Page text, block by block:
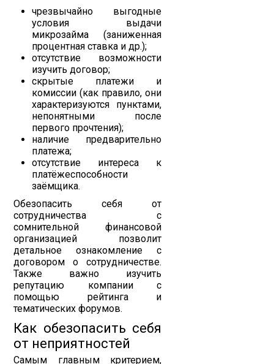
чрезвычайно выгодные
условия выдачи
микрозайма (заниженная
процентная ставка и др.);
отсутствие возможности
изучить договор;
скрытые платежи и
комиссии (как правило, они
характеризуются пунктами,
непонятными после
первого прочтения);
наличие предварительно
платежа;
отсутствие интереса к
платёжеспособности
заёмщика.
Обезопасить себя от
сотрудничества с
сомнительной финансовой
организацией позволит
детальное ознакомление с
договором о сотрудничестве.
Также важно изучить
репутацию компании с
помощью рейтинга и
тематических форумов.
Как обезопасить себя
от неприятностей
Самым главным критерием,